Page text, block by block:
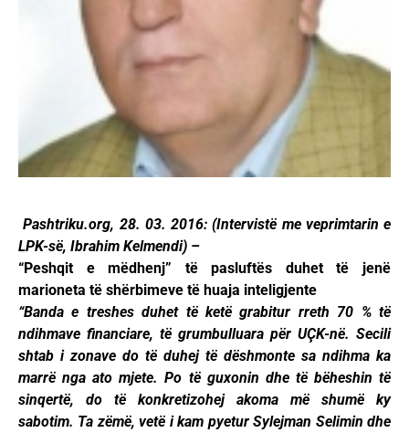
Pashtriku.org, 28. 03. 2016: (Intervistë me veprimtarin e
LPK-së, Ibrahim Kelmendi) –
“Peshqit e mëdhenj” të pasluftës duhet të jenë
marioneta të shërbimeve të huaja inteligjente
“Banda e treshes duhet të ketë grabitur rreth 70 % të
ndihmave financiare, të grumbulluara për UÇK-në. Secili
shtab i zonave do të duhej të dëshmonte sa ndihma ka
marrë nga ato mjete. Po të guxonin dhe të bëheshin të
sinqertë, do të konkretizohej akoma më shumë ky
sabotim. Ta zëmë, vetë i kam pyetur Sylejman Selimin dhe